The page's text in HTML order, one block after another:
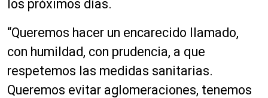
los próximos días.
“Queremos hacer un encarecido llamado,
con humildad, con prudencia, a que
respetemos las medidas sanitarias.
Queremos evitar aglomeraciones, tenemos